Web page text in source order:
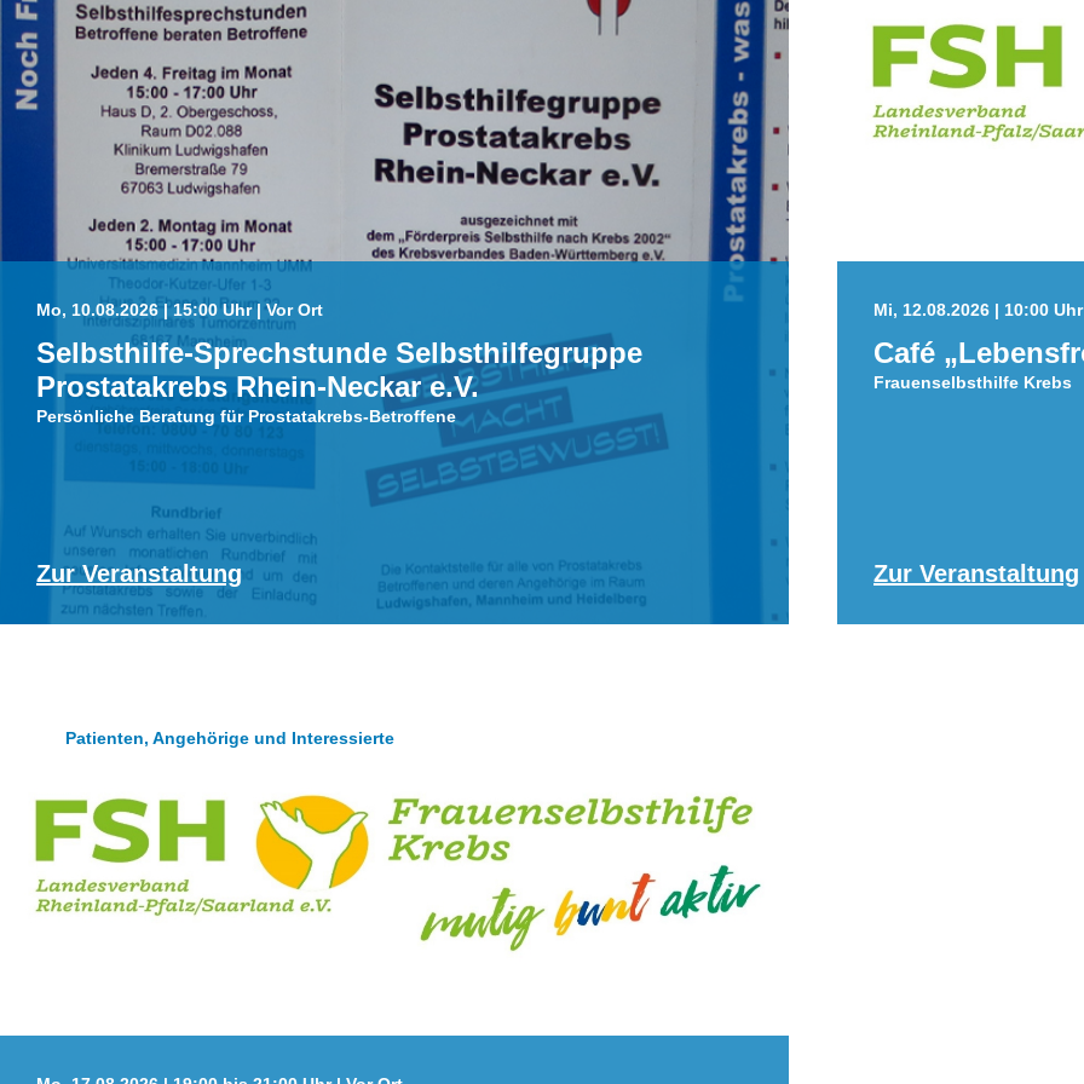
Mo, 10.08.2026 | 15:00 Uhr | Vor Ort
Selbsthilfe-Sprechstunde Selbsthilfegruppe
Prostatakrebs Rhein-Neckar e.V.
Persönliche Beratung für Prostatakrebs-Betroffene
Zur Veranstaltung
Mi, 12.08.2026 | 10:00
Café
Frauenselbsthilfe Krebs
Zur Veranstaltung
Patienten, Angehörige und Interessierte